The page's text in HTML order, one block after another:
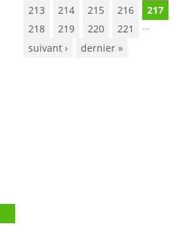
213
214 215 216
217
218
219 220 221
…
suivant ›
dernier »